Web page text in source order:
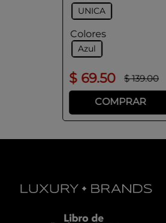
UNICA
Colores
Azul
$ 69.50 $ 139.00
COMPRAR